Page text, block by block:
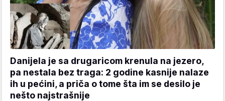
Danijela je sa drugaricom krenula na jezero,
pa nestala bez traga: 2 godine kasnije nalaze
ih u pećini, a priča o tome šta im se desilo je
nešto najstrašnije